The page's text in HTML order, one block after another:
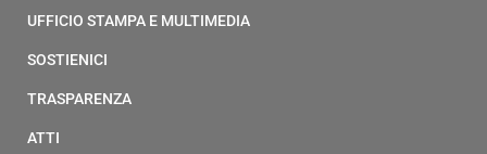
UFFICIO STAMPA E MULTIMEDIA
SOSTIENICI
TRASPARENZA
ATTI